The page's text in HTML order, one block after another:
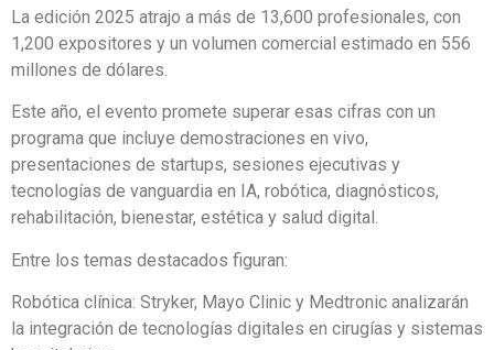
La edición 2025 atrajo a más de 13,600 profesionales, con
1,200 expositores y un volumen comercial estimado en 556
millones de dólares.
Este año, el evento promete superar esas cifras con un
programa que incluye demostraciones en vivo,
presentaciones de startups, sesiones ejecutivas y
tecnologías de vanguardia en IA, robótica, diagnósticos,
rehabilitación, bienestar, estética y salud digital.
Entre los temas destacados figuran:
Robótica clínica: Stryker, Mayo Clinic y Medtronic analizarán
la integración de tecnologías digitales en cirugías y sistemas